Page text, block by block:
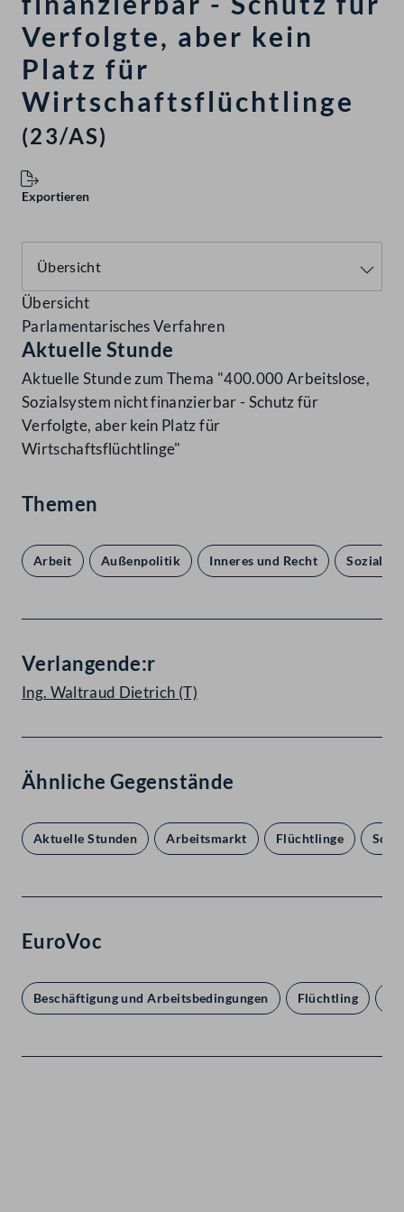
Verfolgte, aber kein
Platz für
Wirtschaftsflüchtlinge
(23/AS)
Exportieren
Übersicht
Parlamentarisches Verfahren
Aktuelle Stunde
Aktuelle Stunde zum Thema "400.000 Arbeitslose,
Sozialsystem nicht finanzierbar - Schutz für
Verfolgte, aber kein Platz für
Wirtschaftsflüchtlinge"
Themen
Arbeit Außenpolitik Inneres und Recht Soziales
Verlangende:r
Ing. Waltraud Dietrich (T)
Ähnliche Gegenstände
Aktuelle Stunden Arbeitsmarkt Flüchtlinge
EuroVoc
Beschäftigung und Arbeitsbedingungen Flüchtling